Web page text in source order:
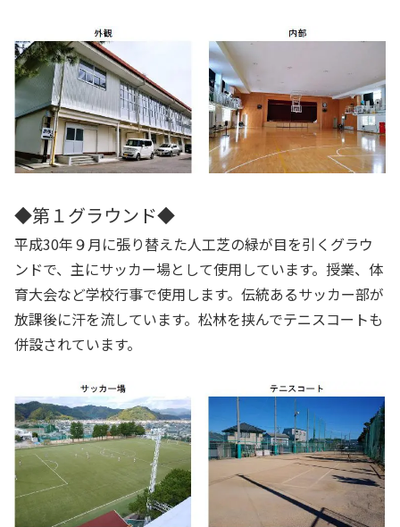
◆第１グラウンド◆
平成30年９月に張り替えた人工芝の緑が目を引くグラウ
ンドで、主にサッカー場として使用しています。授業、体
育大会など学校行事で使用します。伝統あるサッカー部が
放課後に汗を流しています。松林を挟んでテニスコートも
併設されています。